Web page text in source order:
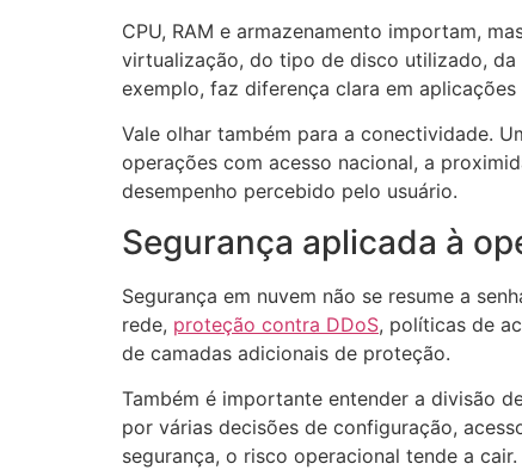
CPU, RAM e armazenamento importam,
virtualização, do tipo de disco utilizado,
exemplo, faz diferença clara em
Vale olhar também para a conectividade.
operações com acesso nacional, a
desempenho percebido pelo usuário.
Segurança aplicada à
Segurança em nuvem não se resume a
rede, proteção contra DDoS, políticas de
de camadas adicionais de proteção.
Também é importante entender a divisão
por várias decisões de configuração,
segurança, o risco operacional tende a